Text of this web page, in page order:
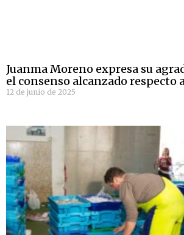
Juanma Moreno expresa su
el consenso alcanzado respecto
12 de junio de 2025